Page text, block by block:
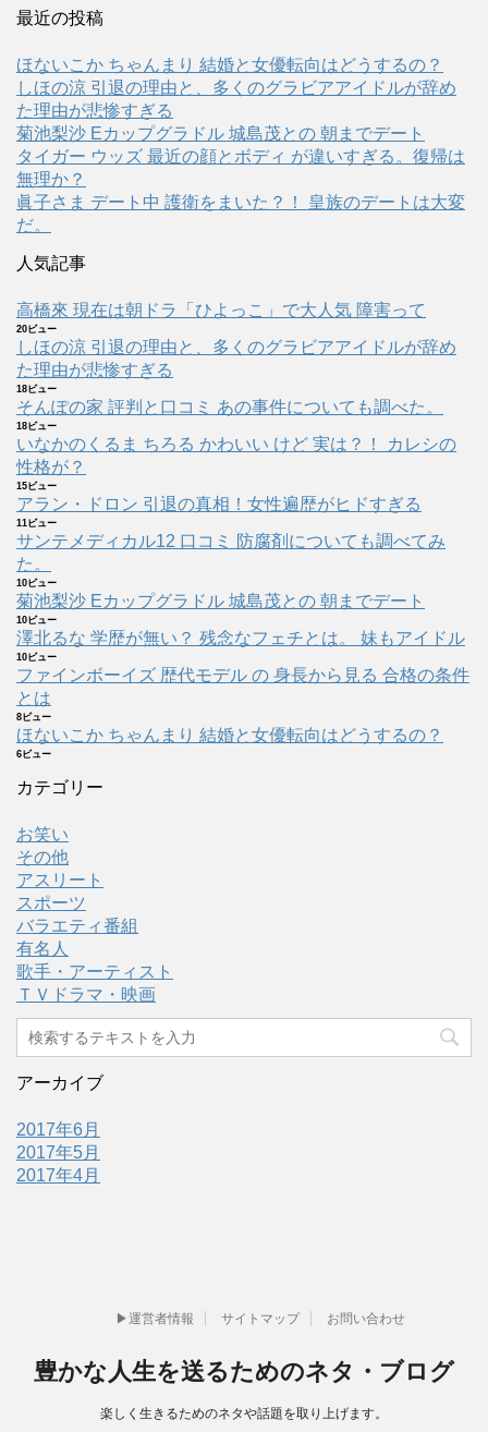
最近の投稿
ほないこか ちゃんまり 結婚と女優転向はどうするの？
しほの涼 引退の理由と、多くのグラビアアイドルが辞め
た理由が悲惨すぎる
菊池梨沙 Eカップグラドル 城島茂との 朝までデート
タイガー ウッズ 最近の顔とボディ が違いすぎる。復帰は
無理か？
眞子さま デート中 護衛をまいた？！ 皇族のデートは大変
だ。
人気記事
高橋來 現在は朝ドラ「ひよっこ」で大人気 障害って
20ビュー
しほの涼 引退の理由と、多くのグラビアアイドルが辞め
た理由が悲惨すぎる
18ビュー
そんぽの家 評判と口コミ あの事件についても調べた。
18ビュー
いなかのくるま ちろる かわいい けど 実は？！ カレシの
性格が？
15ビュー
アラン・ドロン 引退の真相！女性遍歴がヒドすぎる
11ビュー
サンテメディカル12 口コミ 防腐剤についても調べてみ
た。
10ビュー
菊池梨沙 Eカップグラドル 城島茂との 朝までデート
10ビュー
澤北るな 学歴が無い？ 残念なフェチとは。 妹もアイドル
10ビュー
ファインボーイズ 歴代モデル の 身長から見る 合格の条件
とは
8ビュー
ほないこか ちゃんまり 結婚と女優転向はどうするの？
6ビュー
カテゴリー
お笑い
その他
アスリート
スポーツ
バラエティ番組
有名人
歌手・アーティスト
ＴＶドラマ・映画
アーカイブ
2017年6月
2017年5月
2017年4月
▶運営者情報 サイトマップ お問い合わせ
豊かな人生を送るためのネタ・ブログ
楽しく生きるためのネタや話題を取り上げます。